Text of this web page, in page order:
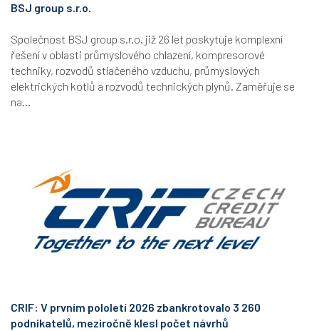
BSJ group s.r.o.
Společnost BSJ group s.r.o. již 26 let poskytuje komplexní
řešení v oblasti průmyslového chlazení, kompresorové
techniky, rozvodů stlačeného vzduchu, průmyslových
elektrických kotlů a rozvodů technických plynů. Zaměřuje se
na...
CRIF: V prvním pololetí 2026 zbankrotovalo 3 260
podnikatelů, meziročně klesl počet návrhů